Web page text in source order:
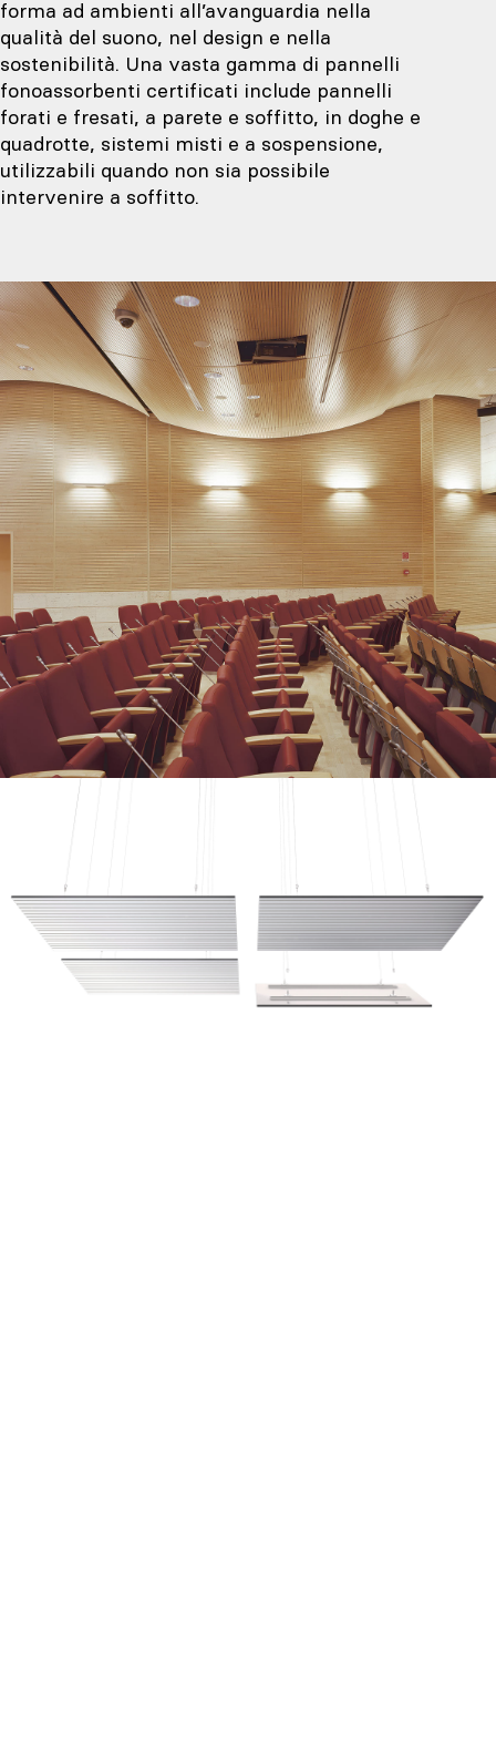
forma ad ambienti all’avanguardia nella
qualità del suono, nel design e nella
sostenibilità. Una vasta gamma di pannelli
fonoassorbenti certificati include pannelli
forati e fresati, a parete e soffitto, in doghe e
quadrotte, sistemi misti e a sospensione,
utilizzabili quando non sia possibile
intervenire a soffitto.